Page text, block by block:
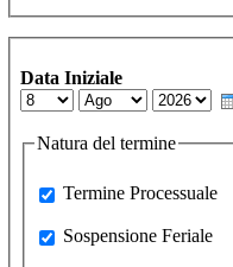
Data Iniziale
Day
Month Year
Natura del termine
Processuale
Termine Processuale
Sospensione Feriale
Sospensione Feriale